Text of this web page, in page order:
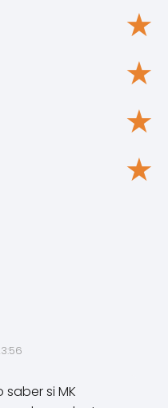
si MK
★
★
★
★